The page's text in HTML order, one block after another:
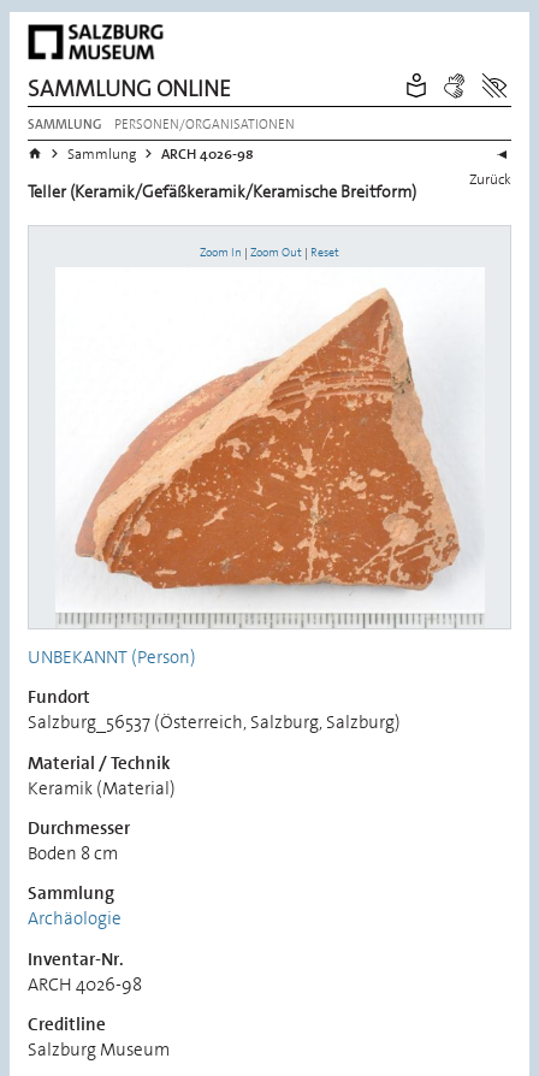
SAMMLUNG ONLINE
SAMMLUNG PERSONEN/ORGANISATIONEN
Zurück
Sie befinden sich hier:
Startseite
>Sammlung >ARCH 4026-98
Teller (Keramik/Gefäßkeramik/Keramische Breitform)
Zoom In | Zoom Out | Reset
UNBEKANNT (Person)
Fundort
Salzburg_56537 (Österreich, Salzburg, Salzburg)
Material / Technik
Keramik (Material)
Durchmesser
Boden 8 cm
Sammlung
Archäologie
Inventar-Nr.
ARCH 4026-98
Creditline
Salzburg Museum